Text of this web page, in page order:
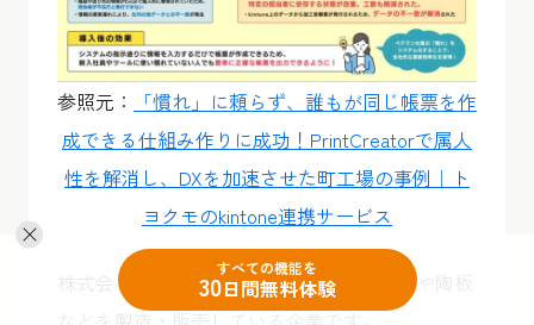
参照元：
「慣れ」に頼らず、誰もが同じ帳票を作
成できる仕組み作りに成功！PrintCreatorで属人
性を解消し、DXを加速させた町工場の事例｜ト
ヨクモのkintone連携サービス
株式会社オーシンは、業務用IH対応の土鍋や陶板
すべての機能を
30日間無料体験